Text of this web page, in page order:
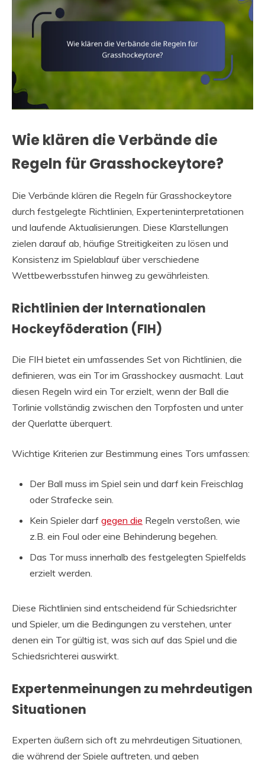
Wie klären die Verbände die
Regeln für Grasshockeytore?
Die Verbände klären die Regeln für Grasshockeytore
durch festgelegte Richtlinien, Experteninterpretationen
und laufende Aktualisierungen. Diese Klarstellungen
zielen darauf ab, häufige Streitigkeiten zu lösen und
Konsistenz im Spielablauf über verschiedene
Wettbewerbsstufen hinweg zu gewährleisten.
Richtlinien der Internationalen
Hockeyföderation (FIH)
Die FIH bietet ein umfassendes Set von Richtlinien, die
definieren, was ein Tor im Grasshockey ausmacht. Laut
diesen Regeln wird ein Tor erzielt, wenn der Ball die
Torlinie vollständig zwischen den Torpfosten und unter
der Querlatte überquert.
Wichtige Kriterien zur Bestimmung eines Tors umfassen:
Der Ball muss im Spiel sein und darf kein Freischlag
oder Strafecke sein.
Kein Spieler darf gegen die Regeln verstoßen, wie
z.B. ein Foul oder eine Behinderung begehen.
Das Tor muss innerhalb des festgelegten Spielfelds
erzielt werden.
Diese Richtlinien sind entscheidend für Schiedsrichter
und Spieler, um die Bedingungen zu verstehen, unter
denen ein Tor gültig ist, was sich auf das Spiel und die
Schiedsrichterei auswirkt.
Expertenmeinungen zu mehrdeutigen
Situationen
Experten äußern sich oft zu mehrdeutigen Situationen,
die während der Spiele auftreten, und geben